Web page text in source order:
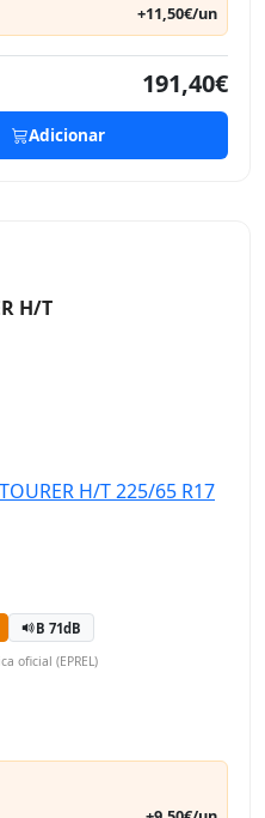
+11,50€/un
191,40€
Adicionar
H/T
B 71dB
oficial (EPREL)